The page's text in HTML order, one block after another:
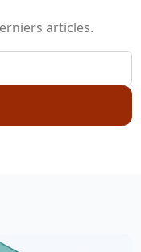
articles.